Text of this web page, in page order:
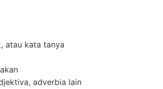
atau kata tanya
adverbia lain